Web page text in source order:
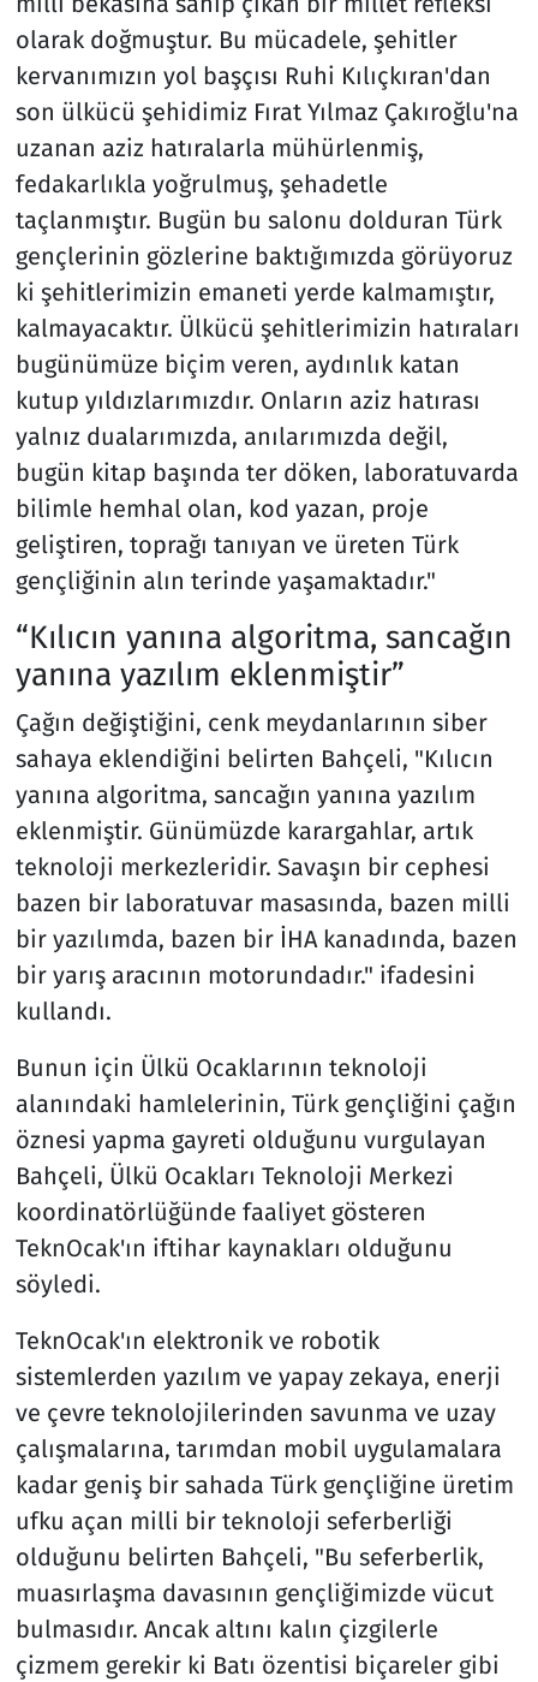
olarak doğmuştur. Bu mücadele, şehitler
kervanımızın yol başçısı Ruhi Kılıçkıran'dan
son ülkücü şehidimiz Fırat Yılmaz Çakıroğlu'na
uzanan aziz hatıralarla mühürlenmiş,
fedakarlıkla yoğrulmuş, şehadetle
taçlanmıştır. Bugün bu salonu dolduran Türk
gençlerinin gözlerine baktığımızda görüyoruz
ki şehitlerimizin emaneti yerde kalmamıştır,
kalmayacaktır. Ülkücü şehitlerimizin hatıraları
bugünümüze biçim veren, aydınlık katan
kutup yıldızlarımızdır. Onların aziz hatırası
yalnız dualarımızda, anılarımızda değil,
bugün kitap başında ter döken, laboratuvarda
bilimle hemhal olan, kod yazan, proje
geliştiren, toprağı tanıyan ve üreten Türk
gençliğinin alın terinde yaşamaktadır."
“Kılıcın yanına algoritma, sancağın
yanına yazılım eklenmiştir”
Çağın değiştiğini, cenk meydanlarının siber
sahaya eklendiğini belirten Bahçeli, "Kılıcın
yanına algoritma, sancağın yanına yazılım
eklenmiştir. Günümüzde karargahlar, artık
teknoloji merkezleridir. Savaşın bir cephesi
bazen bir laboratuvar masasında, bazen milli
bir yazılımda, bazen bir İHA kanadında, bazen
bir yarış aracının motorundadır." ifadesini
kullandı.
Bunun için Ülkü Ocaklarının teknoloji
alanındaki hamlelerinin, Türk gençliğini çağın
öznesi yapma gayreti olduğunu vurgulayan
Bahçeli, Ülkü Ocakları Teknoloji Merkezi
koordinatörlüğünde faaliyet gösteren
TeknOcak'ın iftihar kaynakları olduğunu
söyledi.
TeknOcak'ın elektronik ve robotik
sistemlerden yazılım ve yapay zekaya, enerji
ve çevre teknolojilerinden savunma ve uzay
çalışmalarına, tarımdan mobil uygulamalara
kadar geniş bir sahada Türk gençliğine üretim
ufku açan milli bir teknoloji seferberliği
olduğunu belirten Bahçeli, "Bu seferberlik,
muasırlaşma davasının gençliğimizde vücut
bulmasıdır. Ancak altını kalın çizgilerle
çizmem gerekir ki Batı özentisi biçareler gibi